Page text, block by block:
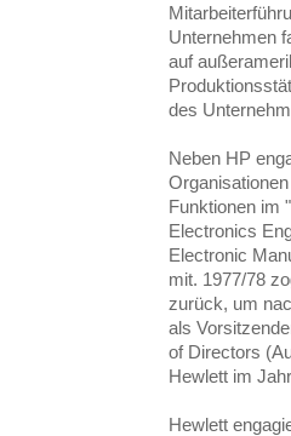
Unternehmen
auf
des
Neben HP
Funktionen im
Electronics
Electronic
mit. 1977/78
zurück, um
als
of Directors
Hewlett im
Hewlett